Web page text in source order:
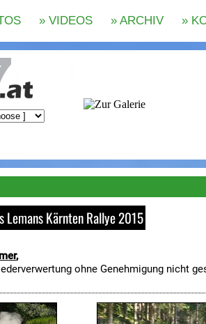
Lemans Kärnten Rallye 2015
,
ohne Genehmigung nicht